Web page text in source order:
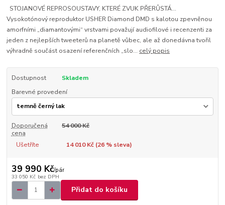
STOJANOVÉ REPROSOUSTAVY, KTERÉ ZVUK PŘERŮSTÁ...
Vysokotónový reproduktor USHER Diamond DMD s kalotou zpevněnou
amorfními „diamantovými“ vrstvami považují audiofilové i recenzenti za
jeden z nejlepších tweeterů na planetě vůbec, ale až donedávna tvořil
výhradně součást osazení referenčních „slo... celý popis
Dostupnost
Skladem
Barevné provedení
Doporučená
cena
54 000 Kč
Ušetříte 14 010 Kč (26% sleva)
39 990 Kč/pár
33 050 Kč bez DPH
Přidat do košíku